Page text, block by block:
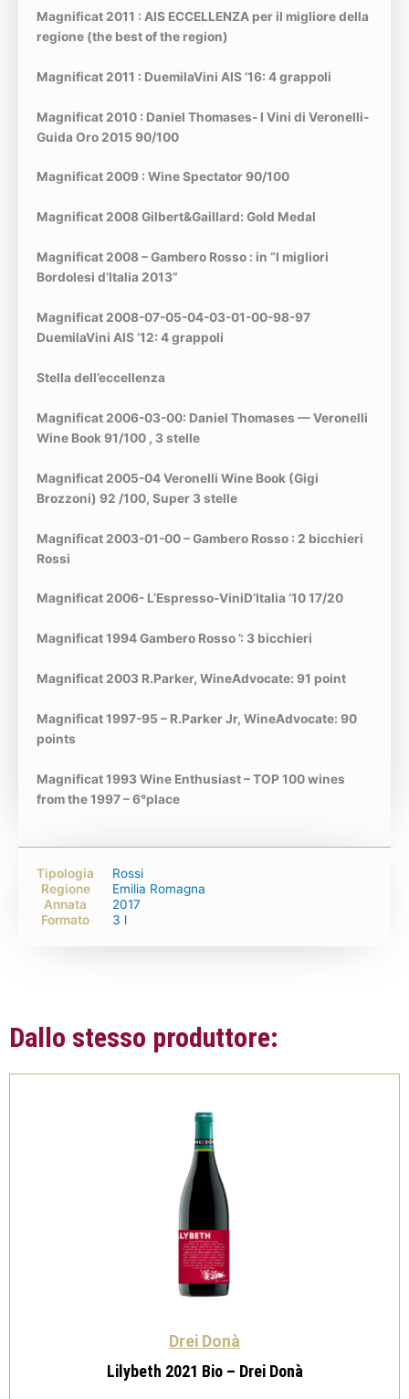
Magnificat 2011 : AIS ECCELLENZA per il migliore della
regione (the best of the region)
Magnificat 2011 : DuemilaVini AIS ’16: 4 grappoli
Magnificat 2010 : Daniel Thomases- I Vini di Veronelli-
Guida Oro 2015 90/100
Magnificat 2009 : Wine Spectator 90/100
Magnificat 2008 Gilbert&Gaillard: Gold Medal
Magnificat 2008 – Gambero Rosso : in “I migliori
Bordolesi d’Italia 2013”
Magnificat 2008-07-05-04-03-01-00-98-97
DuemilaVini AIS ’12: 4 grappoli
Stella dell’eccellenza
Magnificat 2006-03-00: Daniel Thomases — Veronelli
Wine Book 91/100 , 3 stelle
Magnificat 2005-04 Veronelli Wine Book (Gigi
Brozzoni) 92 /100, Super 3 stelle
Magnificat 2003-01-00 – Gambero Rosso : 2 bicchieri
Rossi
Magnificat 2006- L’Espresso-ViniD’Italia ’10 17/20
Magnificat 1994 Gambero Rosso ’: 3 bicchieri
Magnificat 2003 R.Parker, WineAdvocate: 91 point
Magnificat 1997-95 – R.Parker Jr, WineAdvocate: 90
points
Magnificat 1993 Wine Enthusiast – TOP 100 wines
from the 1997 – 6°place
Tipologia
Rossi
Regione
Emilia Romagna
Annata
2017
Formato
3 l
Dallo stesso produttore:
Drei Donà
Lilybeth 2021 Bio – Drei Donà